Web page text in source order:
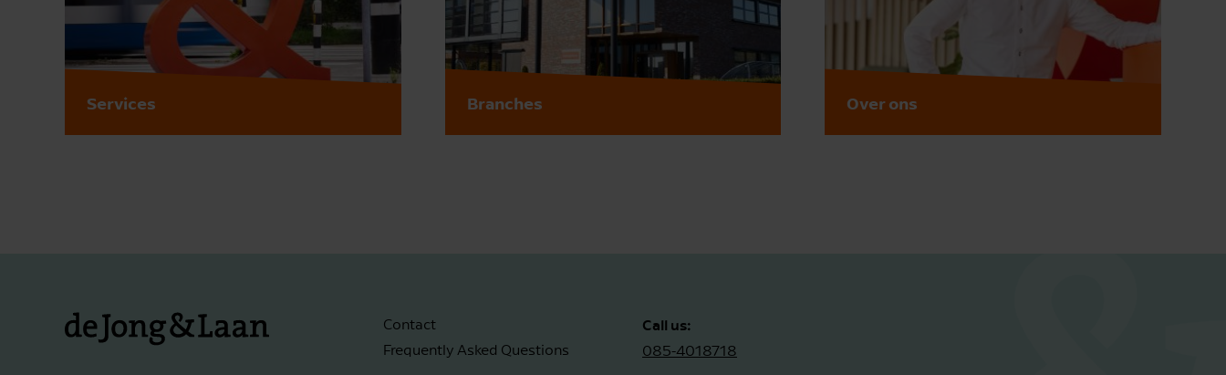
Services Branches Over ons
Contact
Frequently Asked Questions
Call us:
085-4018718